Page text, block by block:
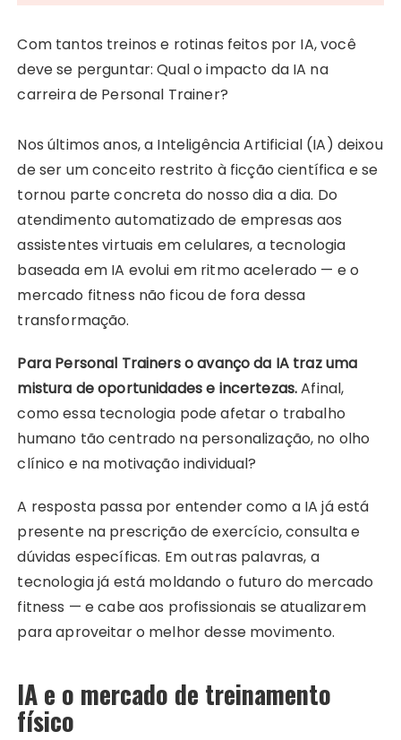
Com tantos treinos e rotinas feitos por IA, você
deve se perguntar: Qual o impacto da IA na
carreira de Personal Trainer?
Nos últimos anos, a Inteligência Artificial (IA) deixou
de ser um conceito restrito à ficção científica e se
tornou parte concreta do nosso dia a dia. Do
atendimento automatizado de empresas aos
assistentes virtuais em celulares, a tecnologia
baseada em IA evolui em ritmo acelerado — e o
mercado fitness não ficou de fora dessa
transformação.
Para Personal Trainers o avanço da IA traz uma
mistura de oportunidades e incertezas.Afinal,
como essa tecnologia pode afetar o trabalho
humano tão centrado na personalização, no olho
clínico e na motivação individual?
A resposta passa por entender como a IA já está
presente na prescrição de exercício, consulta e
dúvidas específicas. Em outras palavras, a
tecnologia já está moldando o futuro do mercado
fitness — e cabe aos profissionais se atualizarem
para aproveitar o melhor desse movimento.
IA e o mercado de treinamento
físico